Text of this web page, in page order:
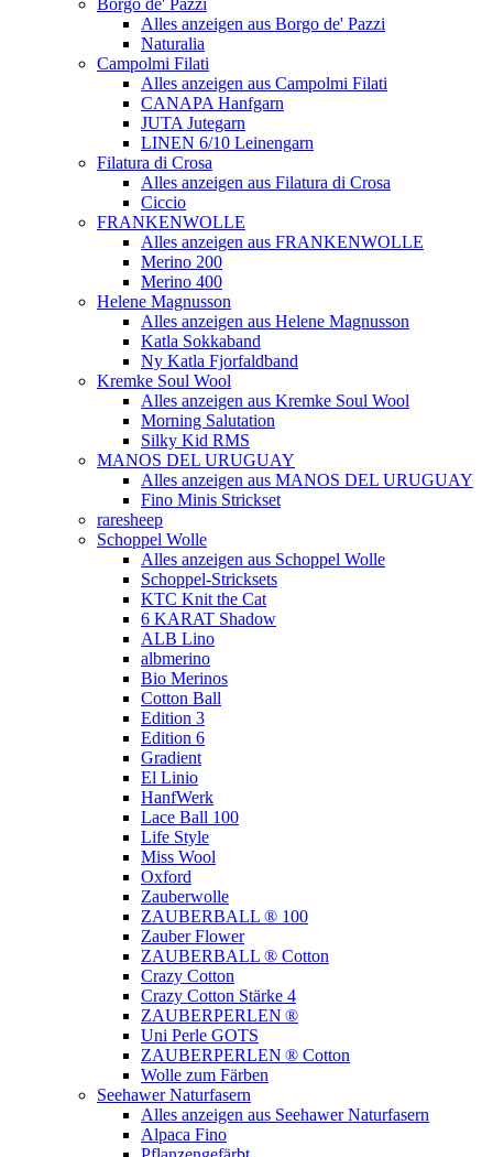
Alles anzeigen aus Borgo de' Pazzi
Naturalia
Campolmi Filati
Alles anzeigen aus Campolmi Filati
CANAPA Hanfgarn
JUTA Jutegarn
LINEN 6/10 Leinengarn
Filatura di Crosa
Alles anzeigen aus Filatura di Crosa
Ciccio
FRANKENWOLLE
Alles anzeigen aus FRANKENWOLLE
Merino 200
Merino 400
Helene Magnusson
Alles anzeigen aus Helene Magnusson
Katla Sokkaband
Ny Katla Fjorfaldband
Kremke Soul Wool
Alles anzeigen aus Kremke Soul Wool
Morning Salutation
Silky Kid RMS
MANOS DEL URUGUAY
Alles anzeigen aus MANOS DEL URUGUAY
Fino Minis Strickset
raresheep
Schoppel Wolle
Alles anzeigen aus Schoppel Wolle
Schoppel-Stricksets
KTC Knit the Cat
6 KARAT Shadow
ALB Lino
albmerino
Bio Merinos
Cotton Ball
Edition 3
Edition 6
Gradient
El Linio
HanfWerk
Lace Ball 100
Life Style
Miss Wool
Oxford
Zauberwolle
ZAUBERBALL ® 100
Zauber Flower
ZAUBERBALL ® Cotton
Crazy Cotton
Crazy Cotton Stärke 4
ZAUBERPERLEN ®
Uni Perle GOTS
ZAUBERPERLEN ® Cotton
Wolle zum Färben
Seehawer Naturfasern
Alles anzeigen aus Seehawer Naturfasern
Alpaca Fino